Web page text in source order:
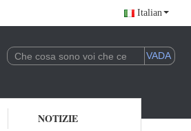
Italian
NOTIZIE